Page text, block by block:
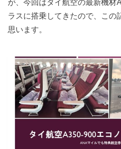
が、今回はタイ航空の最新機材
ラスに搭乗してきたので、この
思います。